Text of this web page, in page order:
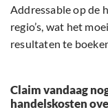
Addressable op de
regio’s, wat het
resultaten te
Claim vandaag
handelskosten